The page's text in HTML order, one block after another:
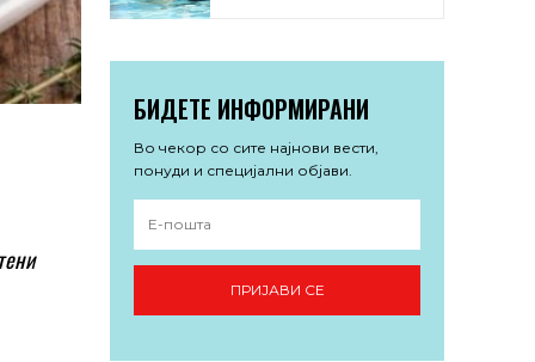
БИДЕТЕ ИНФОРМИРАНИ
Во чекор со сите најнови вести,
понуди и специјални објави.
ПРИЈАВИ СЕ